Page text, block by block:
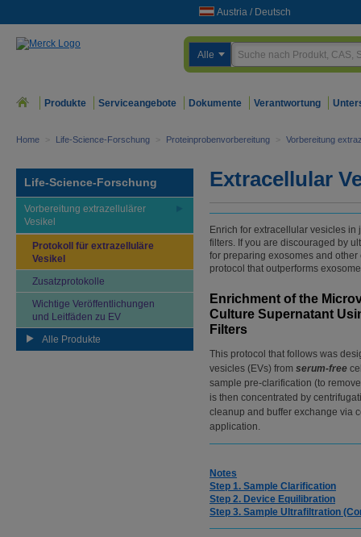
Austria / Deutsch
Alle
Produkte Serviceangebote Dokumente Verantwortung
Home > Life-Science-Forschung > Proteinprobenvorbereitung > Vorbereitung
Life-Science-Forschung
Vorbereitung extrazellulärer
Vesikel
Protokoll für extrazelluläre
Vesikel
Zusatzprotokolle
Wichtige Veröffentlichungen
und Leitfäden zu EV
Alle Produkte
Extracellular
Enrich for extracellular vesicles
filters. If you are discouraged by
for preparing exosomes and
protocol that outperforms
Enrichment of the
Culture Supernatant
Filters
This protocol that follows was
vesicles (EVs) from serum-free
sample pre-clarification (to
is then concentrated by
cleanup and buffer exchange via
application.
Notes
Step 1. Sample Clarification
Step 2. Device Equilibration
Step 3. Sample Ultrafiltration